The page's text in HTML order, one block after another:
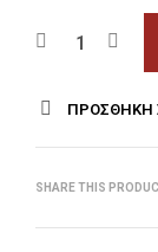
ΠΡΟΣΘΉΚΗ
SHARE THIS